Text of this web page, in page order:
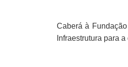
Caberá à
Infraestrutura para